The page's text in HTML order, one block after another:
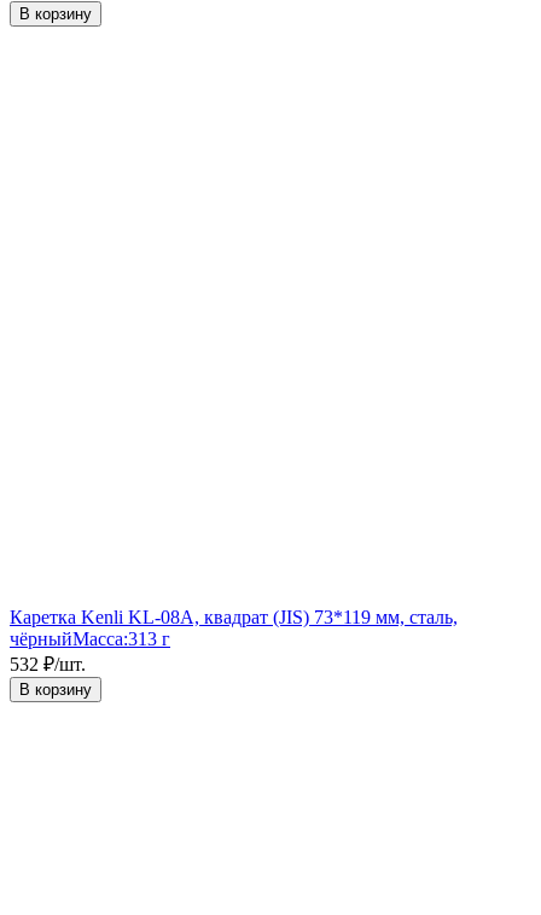
В корзину
Каретка Kenli KL-08A, квадрат (JIS) 73*119 мм, сталь,
чёрныйМасса:313 г
532 ₽/шт.
В корзину